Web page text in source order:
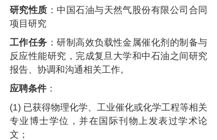
研究性质 ：中国石油与天然气股份有限公司合同
项目研究
工作任务 ：研制高效负载性金属催化剂的制备与
反应性能研究，完成复旦大学和中石油之间研究
报告、协调和沟通相关工作。
应聘条件 ：
(1) 已获得物理化学、工业催化或化学工程等相关
专业博士学位，并在国际刊物上发表过学术论
文；